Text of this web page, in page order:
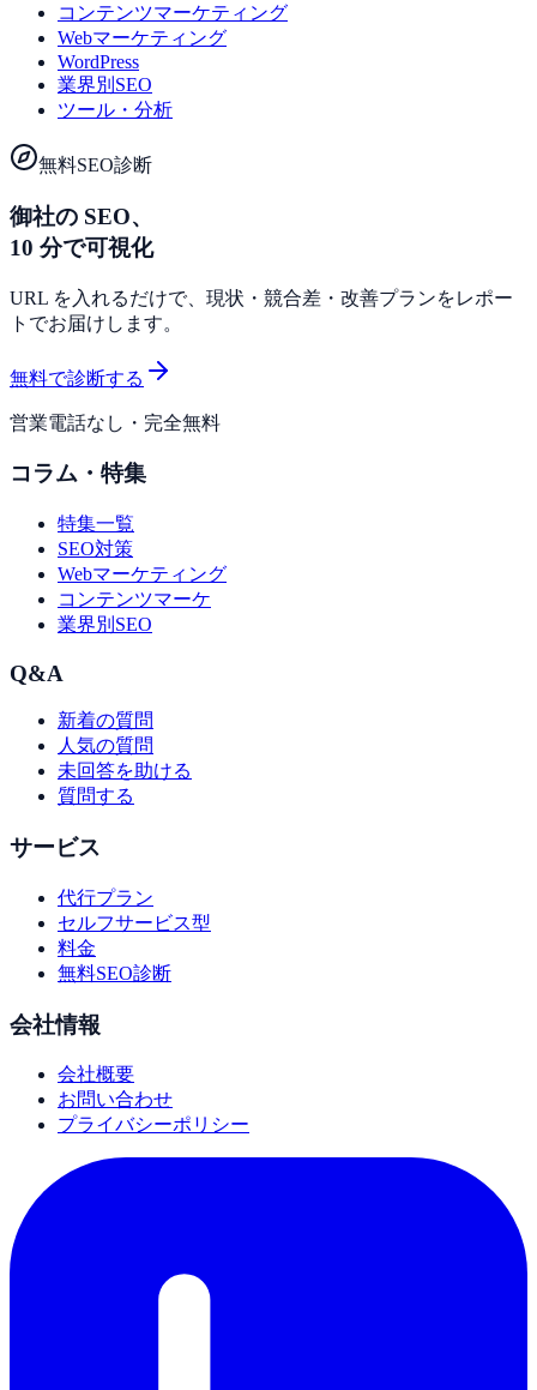
コンテンツマーケティング
Webマーケティング
WordPress
業界別SEO
ツール・分析
無料SEO診断
御社の SEO、
10 分で可視化
URL を入れるだけで、現状・競合差・改善プランをレポー
トでお届けします。
無料で診断する
営業電話なし・完全無料
コラム・特集
特集一覧
SEO対策
Webマーケティング
コンテンツマーケ
業界別SEO
Q&A
新着の質問
人気の質問
未回答を助ける
質問する
サービス
代行プラン
セルフサービス型
料金
無料SEO診断
会社情報
会社概要
お問い合わせ
プライバシーポリシー